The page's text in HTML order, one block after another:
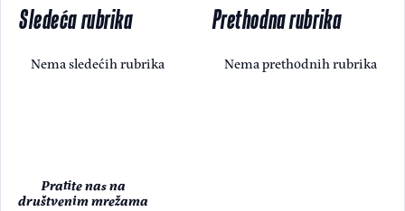
Sledeća rubrika
Nema sledećih rubrika
Prethodna rubrika
Nema prethodnih rubrika
Pratite nas na
društvenim mrežama